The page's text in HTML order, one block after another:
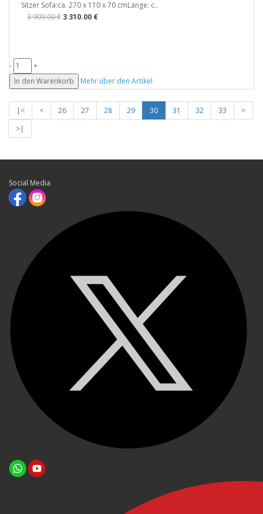
Sitzer Sofa:ca. 270 x 110 x 70 cmLänge: c..
3 909.00 € 3 310.00 €
-
+
In den Warenkorb
Mehr über den Artikel
|< < 26 27 28 29 30 31 32 33
>
>|
Social Media